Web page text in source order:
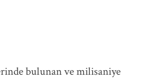
bulunan ve milisaniye